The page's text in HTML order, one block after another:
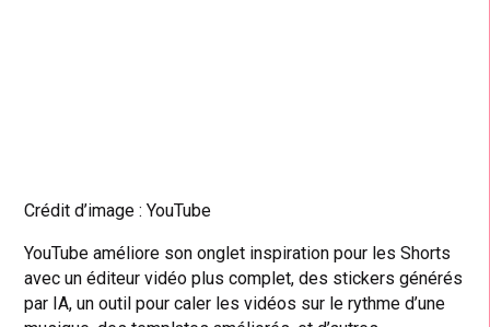
Crédit d’image : YouTube
YouTube améliore son onglet inspiration pour les Shorts
avec un éditeur vidéo plus complet, des stickers générés
par IA, un outil pour caler les vidéos sur le rythme d’une